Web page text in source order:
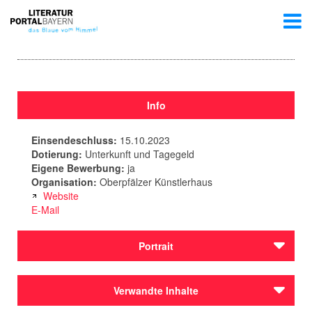
Info
Einsendeschluss: 15.10.2023
Dotierung: Unterkunft und Tagegeld
Eigene Bewerbung: ja
Organisation: Oberpfälzer Künstlerhaus
Website
E-Mail
Portrait
ermöglicht jährlich etwa 20 bayerischen Künstlerinnen
Verwandte Inhalte